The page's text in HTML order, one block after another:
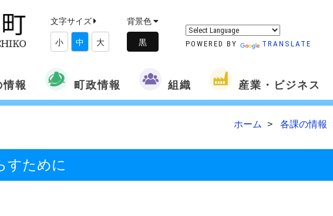
文字サイズ
小 中 大
背景色
POWERED BY TRANSLATE
情報 町政情報 組織 産業・ビジネス
ホーム 各課の情報
すために